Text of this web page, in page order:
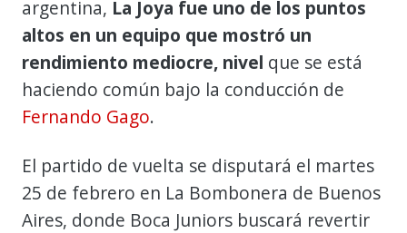
argentina, La Joya fue uno de los puntos
altos en un equipo que mostró un
rendimiento mediocre, nivel que se está
haciendo común bajo la conducción de
Fernando Gago.
El partido de vuelta se disputará el martes
25 de febrero en La Bombonera de Buenos
Aires, donde Boca Juniors buscará revertir